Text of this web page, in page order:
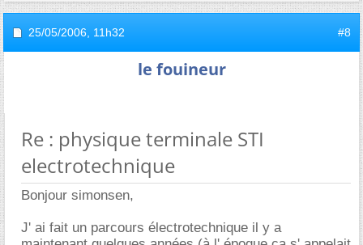
25/05/2006, 11h32 #8
le fouineur
Re : physique terminale STI
electrotechnique
Bonjour simonsen,
J' ai fait un parcours électrotechnique il y a